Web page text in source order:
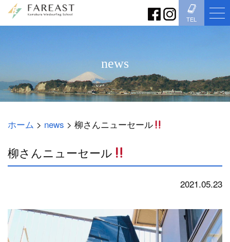
TEL
news
ホーム > news > 柳さんニューセール
柳さんニューセール
2021.05.23